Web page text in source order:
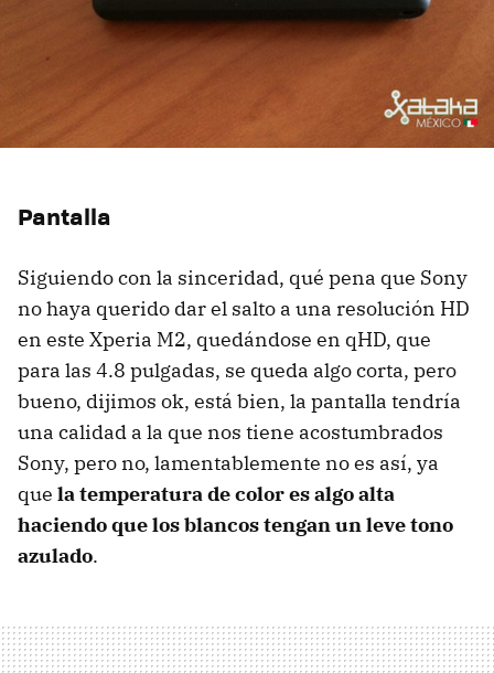
Pantalla
Siguiendo con la sinceridad, qué pena que Sony
no haya querido dar el salto a una resolución HD
en este Xperia M2, quedándose en qHD, que
para las 4.8 pulgadas, se queda algo corta, pero
bueno, dijimos ok, está bien, la pantalla tendría
una calidad a la que nos tiene acostumbrados
Sony, pero no, lamentablemente no es así, ya
que la temperatura de color es algo alta
haciendo que los blancos tengan un leve tono
azulado.